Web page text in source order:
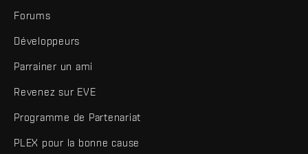
Forums
Développeurs
Parrainer un ami
Revenez sur EVE
Programme de Partenariat
PLEX pour la bonne cause